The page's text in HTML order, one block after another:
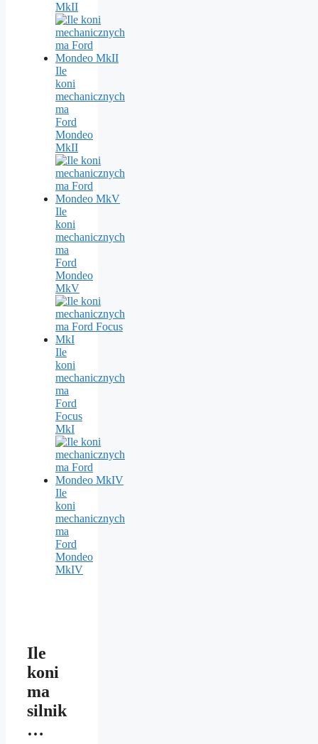
MkII
Ile
koni
mechanicznych
ma
Ford
Mondeo
MkII
Ile
koni
mechanicznych
ma
Ford
Mondeo
MkV
Ile
koni
mechanicznych
ma
Ford
Focus
MkI
Ile
koni
mechanicznych
ma
Ford
Mondeo
MkIV
Ile
koni
ma
silnik
…